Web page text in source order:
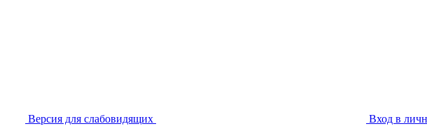
Версия для слабовидящих Вход в